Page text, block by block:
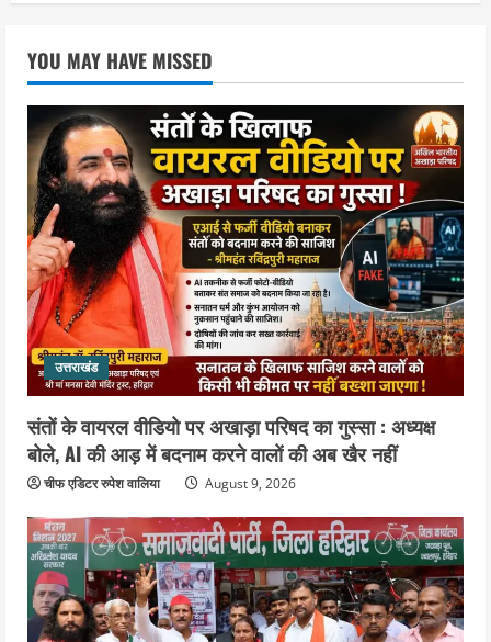
4
स्वतंत्रता दिवस को देशभक्ति और जनभागीदारी
उत्सव के रूप में मनाएं : डा.विशाल गर्ग
August 9, 2026
5
उत्तराखंड
पूर्व कैबिनेट मंत्री स्वामी यतीश्वरानंद ने
शिवभक्त कांवड़ियों को भोजन प्रसाद वितरित
कर की सेवा, कांवड़ियों की सेवा के लिए सभी
सामर्थ्यवान आमजन आएं आगे : स्वामी
यतिश्वरानन्द
August 8, 2026
YOU MAY HAVE MISSED
उत्तराखंड
संतों के वायरल वीडियो पर अखाड़ा परिषद का गुस्सा : अध्यक्ष
बोले, AI की आड़ में बदनाम करने वालों की अब खैर नहीं
चीफ एडिटर रुपेश वालिया August 9, 2026